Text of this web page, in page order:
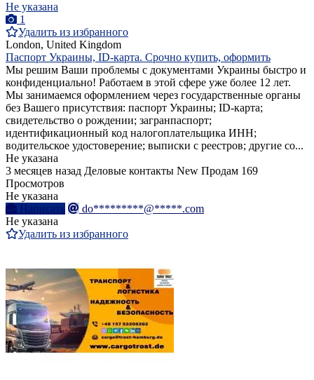
Не указана
1
Удалить из избранного
London, United Kingdom
Паспорт Украины, ID-карта. Срочно купить, оформить
Мы решим Ваши проблемы с документами Украины быстро и
конфиденциально! Работаем в этой сфере уже более 12 лет.
Мы занимаемся оформлением через государственные органы
без Вашего присутствия: паспорт Украины; ID-карта;
свидетельство о рождении; загранпаспорт;
идентификационный код налогоплательщика ИНН;
водительское удостоверение; выписки с реестров; другие со...
Не указана
3 месяцев назад Деловые контакты New Продам 169
Просмотров
Не указана
Написать
do*********@*****.com
Не указана
Удалить из избранного